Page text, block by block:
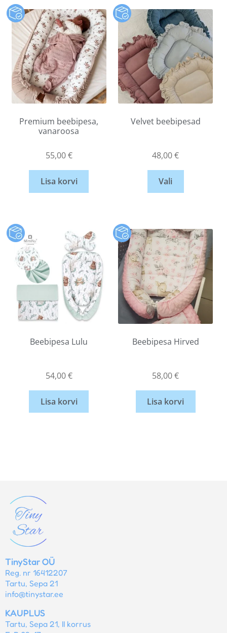
Premium beebipesa,
vanaroosa
55,00€
Lisa korvi
Velvet beebipesad
48,00€
Vali
Beebipesa Lulu
54,00€
Lisa korvi
Beebipesa Hirved
58,00€
Lisa korvi
TinyStar OÜ
Reg. nr 16412207
Tartu, Sepa 21
info@tinystar.ee
KAUPLUS
Tartu, Sepa 21, II korrus